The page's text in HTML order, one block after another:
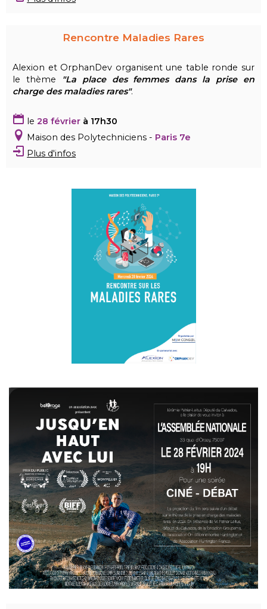
Rencontre Maladies Rares
Alexion et OrphanDev organisent une table ronde sur
le thème
"La place des femmes dans la prise en
charge des maladies rares".
le 28 février à 17h30
Maison des Polytechniciens - Paris 7e
Plus d'infos